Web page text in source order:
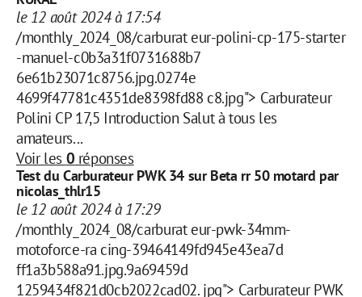
le 12 août 2024 à 17:54
/monthly_2024_08/carburat eur-polini-cp-175-starter
-manuel-c0b3a31f0731688b7
6e61b23071c8756.jpg.0274e
4699f47781c4351de8398fd88 c8.jpg"> Carburateur
Polini CP 17,5 Introduction Salut à tous les
amateurs...
Voir les 0 réponses
Test du Carburateur PWK 34 sur Beta rr 50 motard par
nicolas_thlr15
le 12 août 2024 à 17:29
/monthly_2024_08/carburat eur-pwk-34mm-
motoforce-ra cing-39464149fd945e43ea7d
ff1a3b588a91.jpg.9a69459d
1259434f821d0cb2022cad02. jpg"> Carburateur PWK